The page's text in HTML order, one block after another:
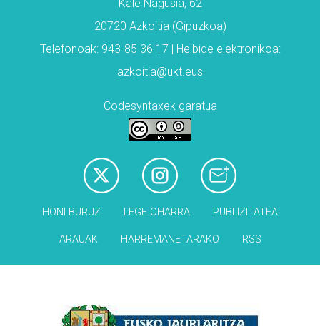
Kale Nagusia, 62
20720 Azkoitia (Gipuzkoa)
Telefonoak: 943-85 36 17 | Helbide elektronikoa:
azkoitia@ukt.eus
Codesyntaxek garatua
HONI BURUZ LEGE OHARRA PUBLIZITATEA
ARAUAK HARREMANETARAKO RSS